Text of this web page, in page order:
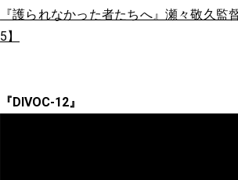
『護られなかった者たちへ』瀬々敬久監
5】
『DIVOC-12』